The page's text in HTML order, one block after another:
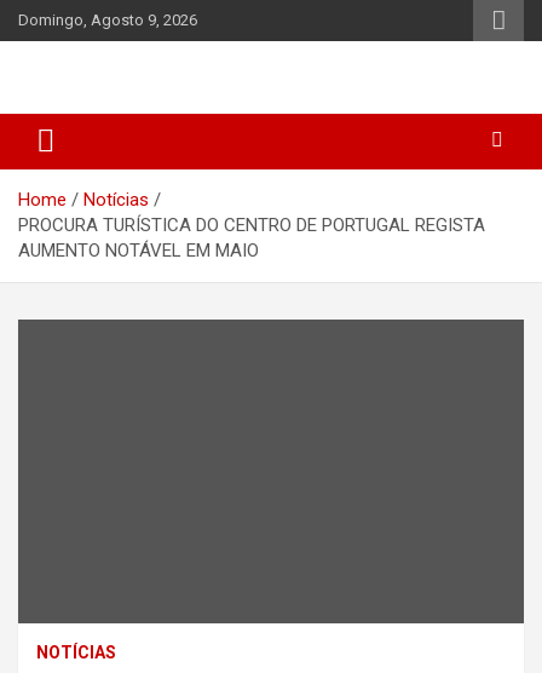
Skip
to
Domingo, Agosto 9, 2026
Home
Notícias
PROCURA TURÍSTICA DO CENTRO DE PORTUGAL REGISTA
AUMENTO NOTÁVEL EM MAIO
NOTÍCIAS